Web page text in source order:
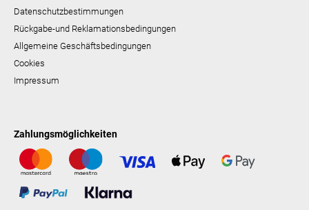
Datenschutzbestimmungen
Rückgabe-und Reklamationsbedingungen
Allgemeine Geschäftsbedingungen
Cookies
Impressum
Zahlungsmöglichkeiten